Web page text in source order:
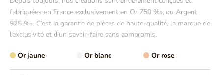
fabriquées en France exclusivement en Or 750 ‰, ou Argent
925 ‰. C’est la garantie de pièces de haute-qualité, la marque de
l’exclusivité et d’un savoir-faire sans compromis.
Or jaune Or blanc Or rose